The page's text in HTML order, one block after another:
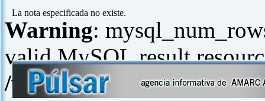
Warning:
valid MySQL result
/www/agenciapulsar.org/
La nota especificada no existe.